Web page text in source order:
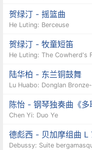
贺绿汀 - 摇篮曲
He Luting: Berceuse
贺绿汀 - 牧童短笛
He Luting: The Cowherd's
陆华柏 - 东兰铜鼓舞
Lu Huabo: Donglan
陈怡 - 钢琴独奏曲《多
Chen Yi: Duo Ye
德彪西 - 贝加摩组曲 L
Debussy: Suite